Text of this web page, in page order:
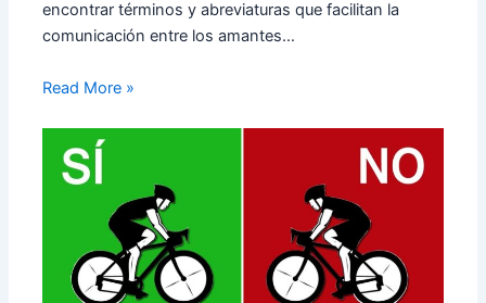
encontrar términos y abreviaturas que facilitan la
comunicación entre los amantes…
Read More »